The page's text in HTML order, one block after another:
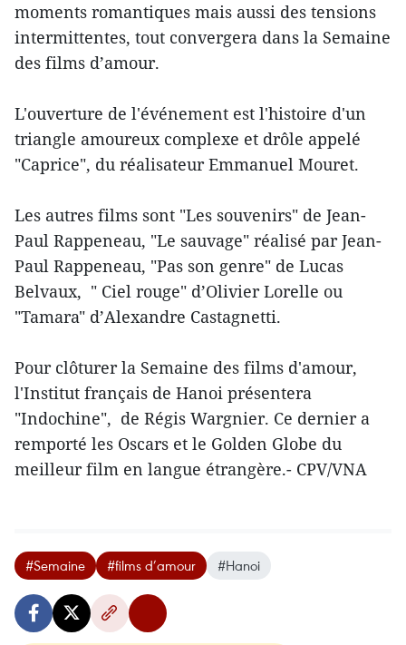
moments romantiques mais aussi des tensions
intermittentes, tout convergera dans la Semaine
des films d’amour.
L'ouverture de l'événement est l'histoire d'un
triangle amoureux complexe et drôle appelé
"Caprice", du réalisateur Emmanuel Mouret.
Les autres films sont "Les souvenirs" de Jean-
Paul Rappeneau, "Le sauvage" réalisé par Jean-
Paul Rappeneau, "Pas son genre" de Lucas
Belvaux, " Ciel rouge" d’Olivier Lorelle ou
"Tamara" d’Alexandre Castagnetti.
Pour clôturer la Semaine des films d'amour,
l'Institut français de Hanoi présentera
"Indochine", de Régis Wargnier. Ce dernier a
remporté les Oscars et le Golden Globe du
meilleur film en langue étrangère.- CPV/VNA
#Semaine #films d’amour #Hanoi